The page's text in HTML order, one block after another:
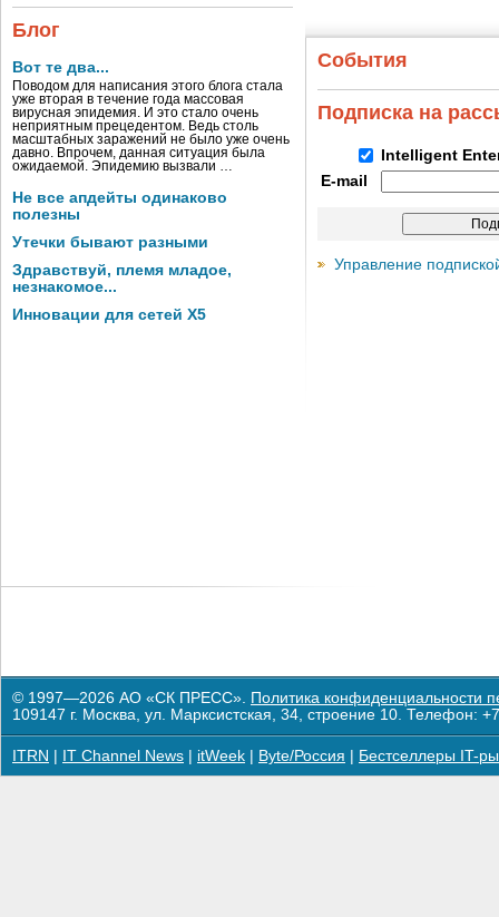
Блог
Вот те два...
Поводом для написания этого блога стала
уже вторая в течение года массовая
вирусная эпидемия. И это стало очень
неприятным прецедентом. Ведь столь
масштабных заражений не было уже очень
давно. Впрочем, данная ситуация была
ожидаемой. Эпидемию вызвали …
Не все апдейты одинаково
полезны
Утечки бывают разными
Здравствуй, племя младое,
незнакомое...
Инновации для сетей X5
События
Подписка на
Intelligent
E-mail
Управление
© 1997—2026 АО «СК ПРЕСС». Политика конфиденциальности
109147 г. Москва, ул. Марксистская, 34, строение 10. Телефон:
ITRN IT Channel News itWeek Byte/Россия Бестселлеры IT-